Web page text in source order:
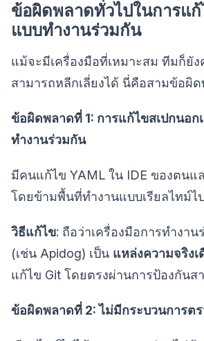
ข้อผิดพลาดทั่วไปในการแก้
แบบทำงานร่วมกัน
แม้จะมีเครื่องมือที่เหมาะสม ทีมก็ยั
สามารถหลีกเลี่ยงได้ นี่คือสามข้อผิ
ข้อผิดพลาดที่ 1: การแก้ไขสเปกนอก
ทำงานร่วมกัน
มีคนแก้ไข YAML ใน IDE ของตนแ
โดยข้ามพื้นที่ทำงานแบบเรียลไทม์ไ
วิธีแก้ไข: ถือว่าเครื่องมือการทำงา
(เช่น Apidog) เป็น แหล่งความจริงเ
แก้ไข Git โดยตรงผ่านการป้องกันส
ข้อผิดพลาดที่ 2: ไม่มีกระบวนการต